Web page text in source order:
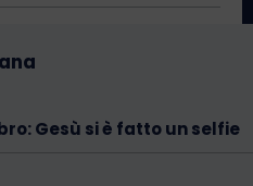
Gesù si è fatto un selfie